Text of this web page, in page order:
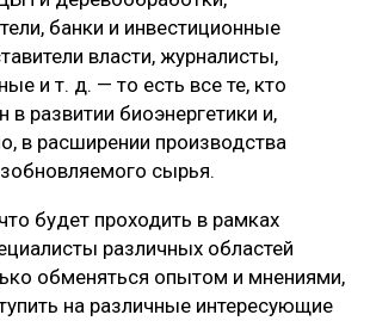
банки и инвестиционные
власти, журналисты,
и т. д. — то есть все те, кто
в развитии биоэнергетики и,
в расширении производства
сырья.
будет проходить в рамках
различных областей
обменяться опытом и мнениями,
на различные интересующие